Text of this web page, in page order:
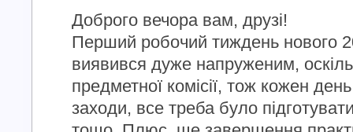
Доброго вечора вам, друзі!
Перший робочий тиждень нового
виявився дуже напруженим,
предметної комісії, тож кожен
заходи, все треба було